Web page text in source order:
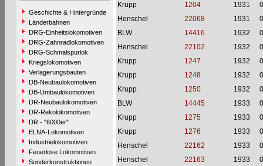
Geschichte & Hintergründe
Länderbahnen
DRG-Einheitslokomotiven
DRG-Zahnradlokomotiven
DRG-Schmalspurlok.
Kriegslokomotiven
Verlagerungsbauten
DB-Neubaulokomotiven
DB-Umbaulokomotiven
DR-Neubaulokomotiven
DR-Rekolokomotiven
DR - "6000er"
ELNA-Lokomotiven
Industrielokomotiven
Feuerlose Lokomotiven
Sonderkonstruktionen
Krupp
1204 1931
Henschel
22068 1931
BLW
14416 1932
Henschel
22102 1932
Krupp
1247 1932
Krupp
1248 1932
Krupp
1250 1932
BLW
14445 1933
Krupp
1275 1933
Krupp
1276 1933
Henschel
22162 1933
Henschel
22163 1933